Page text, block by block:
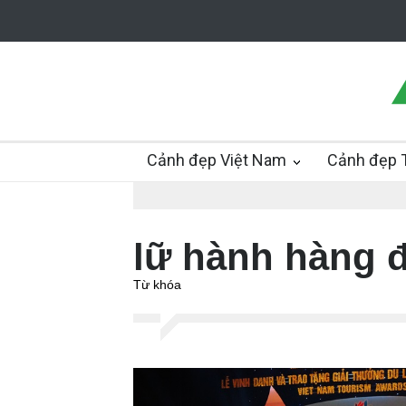
Cảnh đẹp Việt Nam Cảnh đẹp
lữ hành hàng
Từ khóa